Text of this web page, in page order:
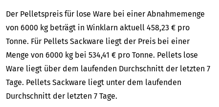
Der Pelletspreis für lose Ware bei einer Abnahmemenge
von 6000 kg beträgt in Winklarn aktuell 458,23 € pro
Tonne. Für Pellets Sackware liegt der Preis bei einer
Menge von 6000 kg bei 534,41 € pro Tonne. Pellets lose
Ware liegt über dem laufenden Durchschnitt der letzten 7
Tage. Pellets Sackware liegt unter dem laufenden
Durchschnitt der letzten 7 Tage.